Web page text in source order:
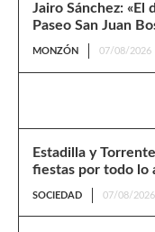
Jairo Sánchez: «El
Paseo San Juan
MONZÓN 07/08/2026
Estadilla y
fiestas por todo lo
SOCIEDAD 07/08/2026